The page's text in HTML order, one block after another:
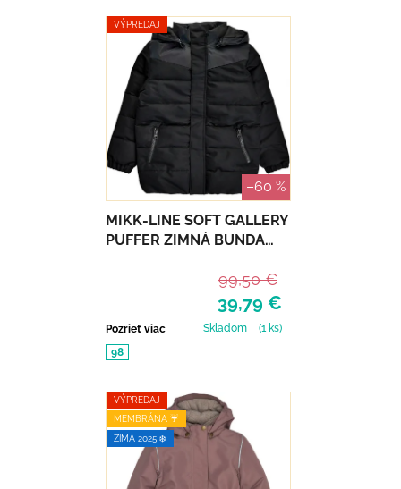
VÝPREDAJ
–60 %
MIKK-LINE SOFT GALLERY
PUFFER ZIMNÁ BUNDA
39,79 €
99,50 €
Pozrieť viac Skladom
(1 ks)
98
VÝPREDAJ
MEMBRÁNA ☔️
ZIMA 2025 ❄️